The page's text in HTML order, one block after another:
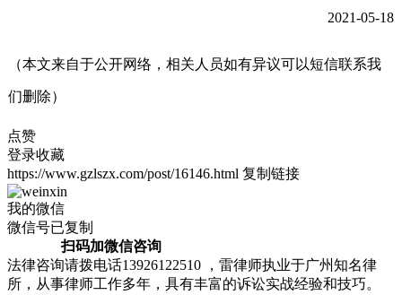
2021-05-18
（本文来自于公开网络，相关人员如有异议可以短信联系我
们删除）
点赞
登录收藏
https://www.gzlszx.com/post/16146.html 复制链接
我的微信
微信号已复制
扫码加微信咨询
法律咨询请拨电话13926122510 ，雷律师执业于广州知名律
所，从事律师工作多年，具有丰富的诉讼实战经验和技巧。